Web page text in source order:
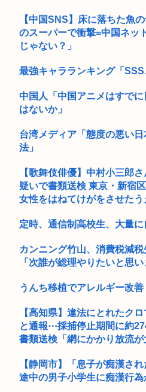
男性のプライドが高いと感じた瞬間
【中国SNS】床に落ちた魚
のスーパーで衝撃=中国ネッ
じゃない？」
最強キャラランキング「SSS
中国人「中国アニメはすで
はないか」
台湾メディア「態度の悪い
法」
【歌舞伎俳優】中村小三郎
疑いで書類送検 東京・新宿
女性をはねてけがをさせた
定時、通信制高校生、大量
カンニング竹山、消費税減
「次誰が総理やりたいと思い
うんち移植でアレルギー改
【高知県】違法にとれたク
と通報⋯採捕停止期間に約
書類送検「網にかかり放流が
【静岡市】「息子が痴漢さ
途中の男子小学生に痴漢行